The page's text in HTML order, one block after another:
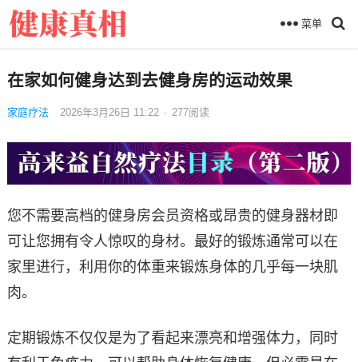
菜单
在家如何健身达到去健身房的运动效果
家庭疗法 2026年3月26日 11:22 · 277阅读
您不需要高档的健身房会员资格或昂贵的健身器材即
可让您拥有令人惊叹的身材。最好的锻炼通常可以在
家里进行，利用你的体重来锻炼身体的几乎每一块肌
肉。
定期锻炼不仅仅是为了看起来漂亮和增强体力，同时